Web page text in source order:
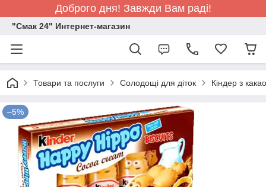
Доброго дня! Завжди Вам раді!
"Смак 24" Интернет-магазин
Товари та послуги Солодощі для діток Кіндер з
–5%